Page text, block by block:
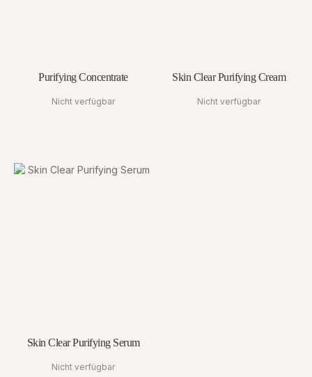
Purifying Concentrate
Nicht verfügbar
Skin Clear Purifying Cream
Nicht verfügbar
Skin Clear Purifying Serum
Nicht verfügbar